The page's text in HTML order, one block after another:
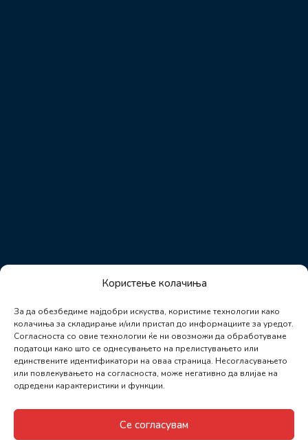
Користење колачиња
За да обезбедиме најдобри искуства, користиме технологии како
колачиња за складирање и/или пристап до информациите за уредот.
Согласноста со овие технологии ќе ни овозможи да обработуваме
податоци како што се однесувањето на прелистувањето или
единствените идентификатори на оваа страница. Несогласувањето
или повлекувањето на согласноста, може негативно да влијае на
одредени карактеристики и функции.
Се согласувам